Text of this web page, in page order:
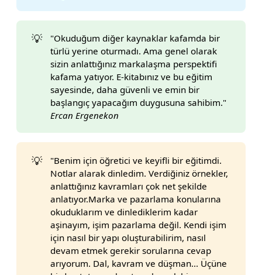
💡
"Okuduğum diğer kaynaklar kafamda bir
türlü yerine oturmadı. Ama genel olarak
sizin anlattığınız markalaşma perspektifi
kafama yatıyor. E-kitabınız ve bu eğitim
sayesinde, daha güvenli ve emin bir
başlangıç yapacağım duygusuna sahibim."
Ercan Ergenekon
💡
"Benim için öğretici ve keyifli bir eğitimdi.
Notlar alarak dinledim. Verdiğiniz örnekler,
anlattığınız kavramları çok net şekilde
anlatıyor.Marka ve pazarlama konularına
okuduklarım ve dinlediklerim kadar
aşinayım, işim pazarlama değil. Kendi işim
için nasıl bir yapı oluşturabilirim, nasıl
devam etmek gerekir sorularına cevap
arıyorum. Dal, kavram ve düşman... Üçüne